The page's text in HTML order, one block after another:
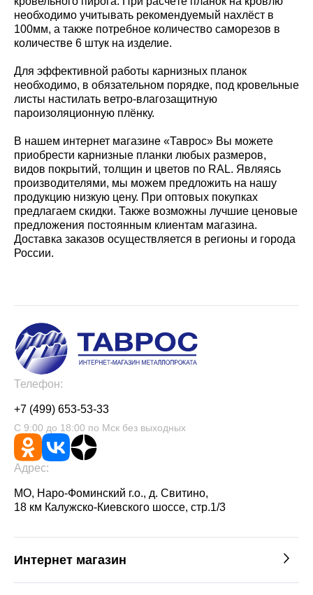
необходимо учитывать рекомендуемый нахлёст в
100мм, а также потребное количество саморезов в
количестве 6 штук на изделие.
Для эффективной работы карнизных планок
необходимо, в обязательном порядке, под кровельные
листы настилать ветро-влагозащитную
пароизоляционную плёнку.
В нашем интернет магазине «Таврос» Вы можете
приобрести карнизные планки любых размеров,
видов покрытий, толщин и цветов по RAL. Являясь
производителями, мы можем предложить на нашу
продукцию низкую цену. При оптовых покупках
предлагаем скидки. Также возможны лучшие ценовые
предложения постоянным клиентам магазина.
Доставка заказов осуществляется в регионы и города
России.
Телефон:
+7 (499) 653-53-33
С 9:00 до 18:00 по Мск без выходных
Адрес:
МО, Наро-Фоминский г.о., д. Свитино,
18 км Калужско-Киевского шоссе, стр.1/3
Интернет магазин